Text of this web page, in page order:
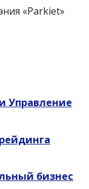
«Parkiet»
Управление
бизнес